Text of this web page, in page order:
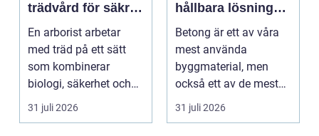
trädvård för säkra
och friska träd
En arborist arbetar
med träd på ett sätt
som kombinerar
biologi, säkerhet och
hantverk. I en stad so...
31 juli 2026
hållbara lösningar
för grund, golv
och utemiljö
Betong är ett av våra
mest använda
byggmaterial, men
också ett av de mest
missförstådda. Många
tänke...
31 juli 2026